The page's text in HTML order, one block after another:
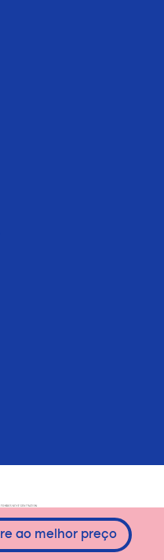
ao melhor preço